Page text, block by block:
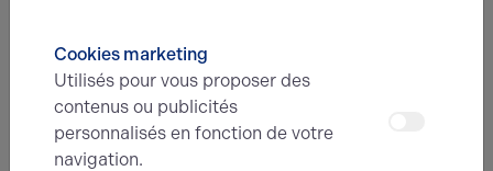
En soumettant ce formulaire, j'accepte que
les informations saisies soient exploitées
dans le cadre de ma demande et de la
relation commerciale qui peut en découler.*
Cookies marketing
Utilisés pour vous proposer des
contenus ou publicités
personnalisés en fonction de votre
navigation.